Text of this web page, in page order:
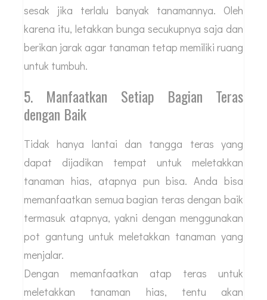
sesak jika terlalu banyak tanamannya. Oleh
karena itu, letakkan bunga secukupnya saja dan
berikan jarak agar tanaman tetap memiliki ruang
untuk tumbuh.
5. Manfaatkan Setiap Bagian Teras
dengan Baik
Tidak hanya lantai dan tangga teras yang
dapat dijadikan tempat untuk meletakkan
tanaman hias, atapnya pun bisa. Anda bisa
memanfaatkan semua bagian teras dengan baik
termasuk atapnya, yakni dengan menggunakan
pot gantung untuk meletakkan tanaman yang
menjalar.
Dengan memanfaatkan atap teras untuk
meletakkan tanaman hias, tentu akan